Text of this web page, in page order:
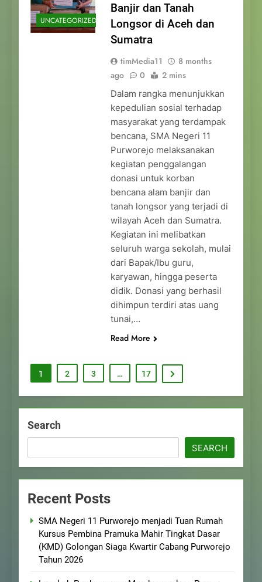
UNCATEGORIZED
Banjir dan Tanah
Longsor di Aceh dan
Sumatra
timMedia11
8 months
ago
0 2 mins
Dalam rangka menunjukkan
kepedulian sosial terhadap
masyarakat yang terdampak
bencana, SMA Negeri 11
Purworejo melaksanakan
kegiatan penggalangan
donasi untuk korban
bencana alam banjir dan
tanah longsor yang terjadi di
wilayah Aceh dan Sumatra.
Kegiatan ini melibatkan
seluruh warga sekolah, mulai
dari Bapak/Ibu guru,
karyawan, hingga peserta
didik. Donasi yang berhasil
dihimpun terdiri atas uang
tunai,…
Read More
1 2 3 … 17
Search
SEARCH
Recent Posts
SMA Negeri 11 Purworejo menjadi Tuan Rumah
Kursus Pembina Pramuka Mahir Tingkat Dasar
(KMD) Golongan Siaga Kwartir Cabang Purworejo
Tahun 2026